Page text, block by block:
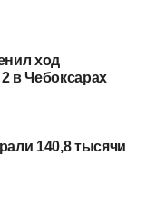
ход
в Чебоксарах
140,8 тысячи